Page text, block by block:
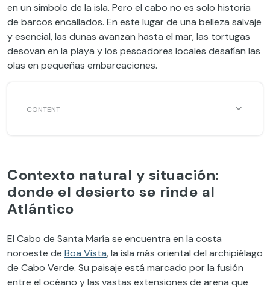
en un símbolo de la isla. Pero el cabo no es solo historia
de barcos encallados. En este lugar de una belleza salvaje
y esencial, las dunas avanzan hasta el mar, las tortugas
desovan en la playa y los pescadores locales desafían las
olas en pequeñas embarcaciones.
Contexto natural y situación:
donde el desierto se rinde al
Atlántico
El Cabo de Santa María se encuentra en la costa
noroeste de Boa Vista, la isla más oriental del archipiélago
de Cabo Verde. Su paisaje está marcado por la fusión
entre el océano y las vastas extensiones de arena que